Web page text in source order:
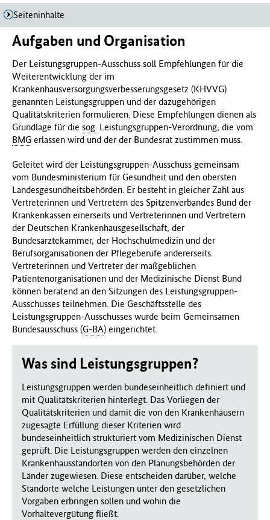
e
s
n
h
e
i
t
(
B
M
G
)
Seiteninhalte
Aufgaben und Organisation
Der Leistungsgruppen-Ausschuss soll Empfehlungen für die
Weiterentwicklung der im
Krankenhausversorgungsverbesserungsgesetz (KHVVG)
genannten Leistungsgruppen und der dazugehörigen
Qualitätskriterien formulieren. Diese Empfehlungen dienen als
Grundlage für die sog. Leistungsgruppen-Verordnung, die vom
BMG erlassen wird und der der Bundesrat zustimmen muss.
Geleitet wird der Leistungsgruppen-Ausschuss gemeinsam
vom Bundesministerium für Gesundheit und den obersten
Landesgesundheitsbehörden. Er besteht in gleicher Zahl aus
Vertreterinnen und Vertretern des Spitzenverbandes Bund der
Krankenkassen einerseits und Vertreterinnen und Vertretern
der Deutschen Krankenhausgesellschaft, der
Bundesärztekammer, der Hochschulmedizin und der
Berufsorganisationen der Pflegeberufe andererseits.
Vertreterinnen und Vertreter der maßgeblichen
Patientenorganisationen und der Medizinische Dienst Bund
können beratend an den Sitzungen des Leistungsgruppen-
Ausschusses teilnehmen. Die Geschäftsstelle des
Leistungsgruppen-Ausschusses wurde beim Gemeinsamen
Bundesausschuss (G-BA) eingerichtet.
Was sind Leistungsgruppen?
Leistungsgruppen werden bundeseinheitlich definiert und
mit Qualitätskriterien hinterlegt. Das Vorliegen der
Qualitätskriterien und damit die von den Krankenhäusern
zugesagte Erfüllung dieser Kriterien wird
bundeseinheitlich strukturiert vom Medizinischen Dienst
geprüft. Die Leistungsgruppen werden den einzelnen
Krankenhausstandorten von den Planungsbehörden der
Länder zugewiesen. Diese entscheiden darüber, welche
Standorte welche Leistungen unter den gesetzlichen
Vorgaben erbringen sollen und wohin die
Vorhaltevergütung fließt.